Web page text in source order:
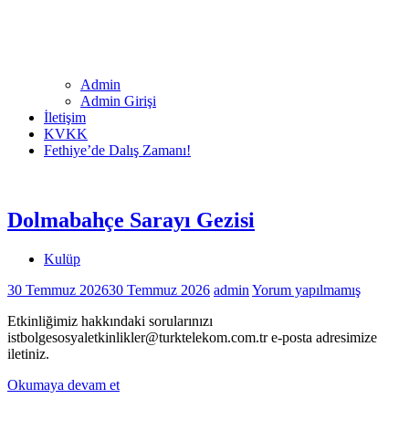
Admin
Admin Girişi
İletişim
KVKK
Fethiye’de Dalış Zamanı!
Dolmabahçe Sarayı Gezisi
Kulüp
30 Temmuz 202630 Temmuz 2026 admin Yorum yapılmamış
Etkinliğimiz hakkındaki sorularınızı
istbolgesosyaletkinlikler@turktelekom.com.tr e-posta adresimize
iletiniz.
Okumaya devam et